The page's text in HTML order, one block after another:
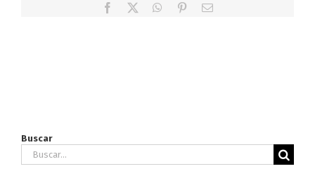
Facebook WhatsApp
PinterestCorreo
Buscar
Buscar: